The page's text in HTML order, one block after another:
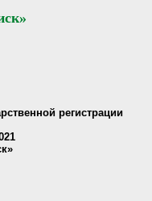
регистрации